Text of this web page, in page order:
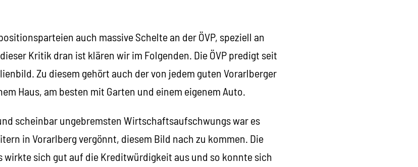
auch massive Schelte an der ÖVP, speziell an
Kritik dran ist klären wir im Folgenden. Die ÖVP predigt seit
Zu diesem gehört auch der von jedem guten Vorarlberger
Haus, am besten mit Garten und einem eigenem Auto.
scheinbar ungebremsten Wirtschaftsaufschwungs war es
in Vorarlberg vergönnt, diesem Bild nach zu kommen. Die
wirkte sich gut auf die Kreditwürdigkeit aus und so konnte sich